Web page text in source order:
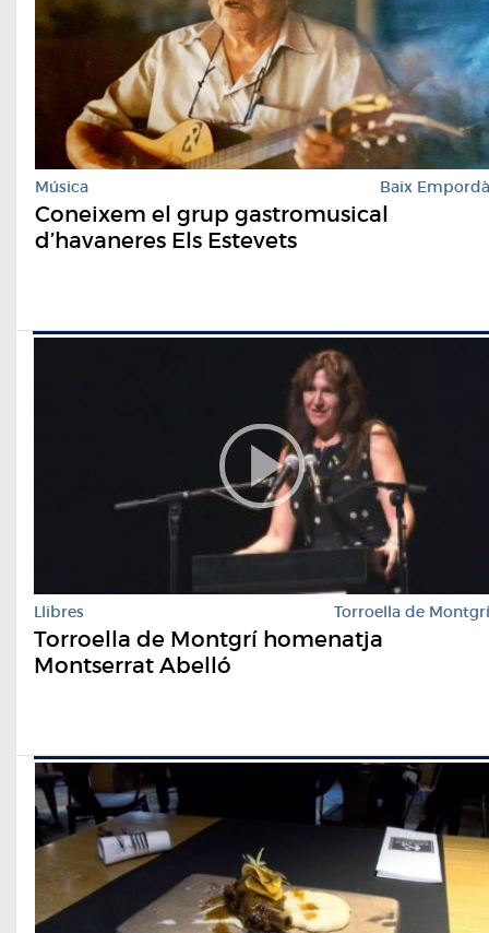
Música Baix Empordà
Coneixem el grup gastromusical
d’havaneres Els Estevets
Llibres Torroella de Montgrí
Torroella de Montgrí homenatja
Montserrat Abelló